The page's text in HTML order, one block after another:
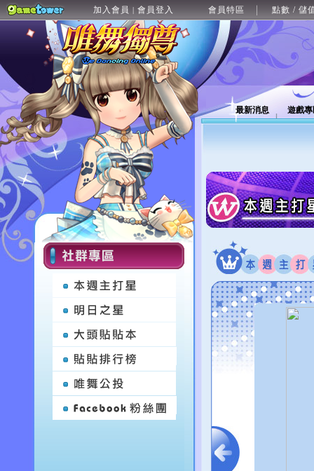
加入會員 | 會員登入 會員特區 點數 / 儲
最新消息 遊戲